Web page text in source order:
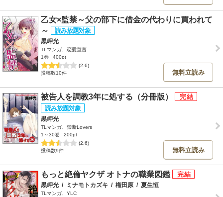
乙女×監禁～父の部下に借金の代わりに買われて
～
黒岬光
TLマンガ、恋愛宣言
1巻
400pt
(2.6)
投稿数10件
無料立読み
被告人を調教3年に処する（分冊版）
黒岬光
TLマンガ、禁断Lovers
1～30巻
200pt
(2.6)
投稿数9件
無料立読み
もっと絶倫ヤクザ オトナの職業図鑑
黒岬光 / ミナモトカズキ / 権田原 / 夏生恒
TLマンガ、YLC